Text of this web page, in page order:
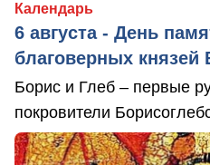
Календарь
6 августа - День
благоверных князей
Борис и Глеб – первые
покровители